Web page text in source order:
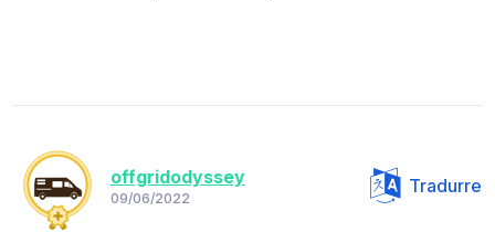
offgridodyssey
09/06/2022
Tradurre